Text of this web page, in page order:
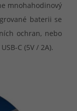
mnohahodinový
baterii se
ochran, nebo
C (5V / 2A).